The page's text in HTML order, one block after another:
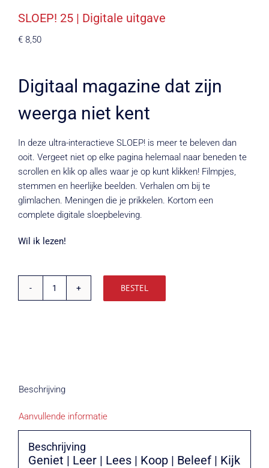
SLOEP! 25 | Digitale uitgave
€ 8,50
Digitaal magazine dat zijn
weerga niet kent
In deze ultra-interactieve SLOEP! is meer te beleven dan
ooit. Vergeet niet op elke pagina helemaal naar beneden te
scrollen en klik op alles waar je op kunt klikken! Filmpjes,
stemmen en heerlijke beelden. Verhalen om bij te
glimlachen. Meningen die je prikkelen. Kortom een
complete digitale sloepbeleving.
Wil ik lezen!
SLOEP!
BESTEL
Beschrijving
Aanvullende informatie
Beschrijving
Geniet | Leer | Lees | Koop | Beleef | Kijk